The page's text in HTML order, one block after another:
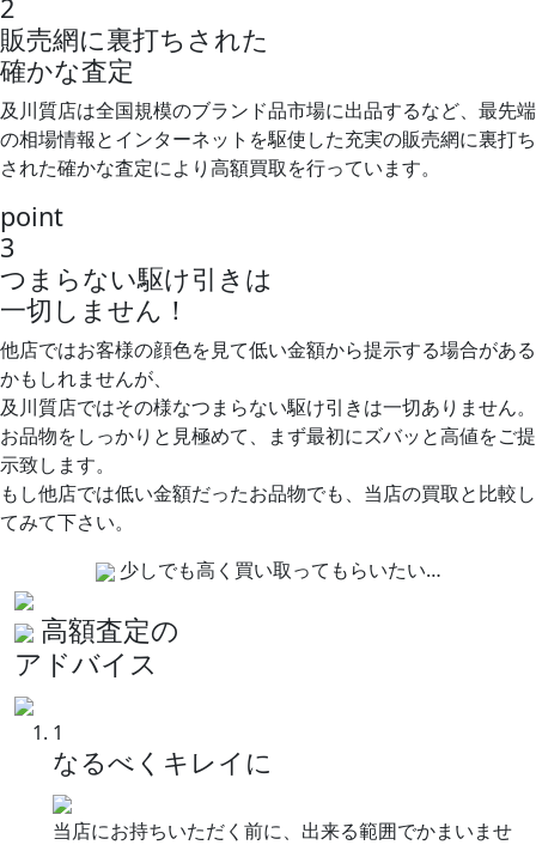
2
販売網に裏打ちされた
確かな査定
及川質店は全国規模のブランド品市場に出品するなど、最先端
の相場情報とインターネットを駆使した充実の販売網に裏打ち
された確かな査定により高額買取を行っています。
point
3
つまらない駆け引きは
一切しません！
他店ではお客様の顔色を見て低い金額から提示する場合がある
かもしれませんが、
及川質店ではその様なつまらない駆け引きは一切ありません。
お品物をしっかりと見極めて、まず最初にズバッと高値をご提
示致します。
もし他店では低い金額だったお品物でも、当店の買取と比較し
てみて下さい。
少しでも高く買い取ってもらいたい…
高額査定の
アドバイス
1
なるべくキレイに
当店にお持ちいただく前に、出来る範囲でかまいませ